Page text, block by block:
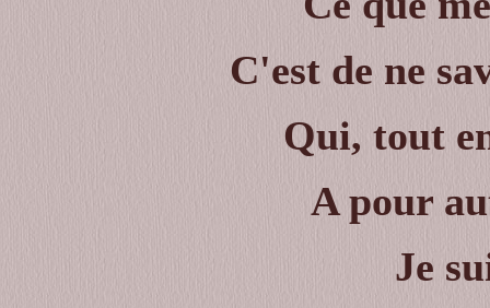
C'est de ne
Qui, tout
A pour
Je